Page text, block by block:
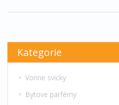
Kategorie
Vonne svicky
Bytove parfémy